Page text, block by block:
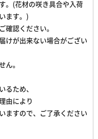
。(花材の咲き具合や入荷
ます。)
確認ください。
けが出来ない場合がござい
。
ため、
由により
ますので、ご了承ください